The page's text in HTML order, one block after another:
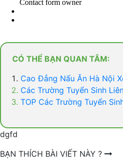
CÓ THỂ BẠN QUAN TÂM:
Cao Đẳng Nấu Ăn Hà Nội
Các Trường Tuyển Sinh
TOP Các Trường Tuyển
dgfd
BẠN THÍCH BÀI VIẾT NÀY ?